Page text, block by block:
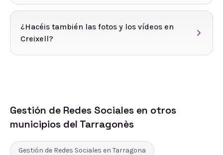
¿Hacéis también las fotos y los vídeos en
Creixell?
Gestión de Redes Sociales en otros
municipios del Tarragonès
Gestión de Redes Sociales en Tarragona